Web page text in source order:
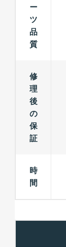
ー
ツ
品
質
修
理
後
の
保
証
時
間